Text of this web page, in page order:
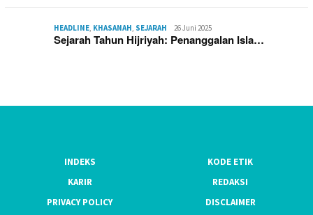
HEADLINE KHASANAH SEJARAH 26 Juni 2025
Sejarah Tahun Hijriyah: Penanggalan Isla…
INDEKS
KODE ETIK
KARIR
REDAKSI
PRIVACY POLICY
DISCLAIMER